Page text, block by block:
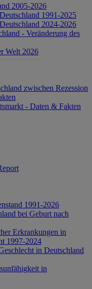
2005-2026
1991-2025
2024-2026
- Veränderung des
Welt 2026
zwischen Rezession
- Daten & Fakten
1991-2026
bei Geburt nach
Erkrankungen in
1997-2024
in Deutschland
in